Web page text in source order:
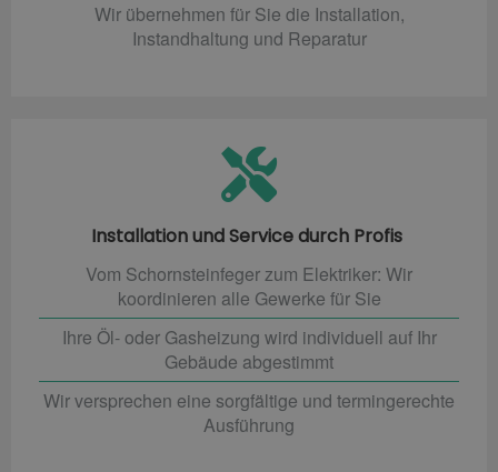
Wir übernehmen für Sie die Installation,
Instandhaltung und Reparatur
Installation und Service durch Profis
Vom Schornsteinfeger zum Elektriker: Wir
koordinieren alle Gewerke für Sie
Ihre Öl- oder Gasheizung wird individuell auf Ihr
Gebäude abgestimmt
Wir versprechen eine sorgfältige und termingerechte
Ausführung